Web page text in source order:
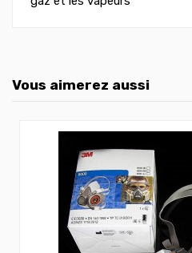
Vous aimerez aussi